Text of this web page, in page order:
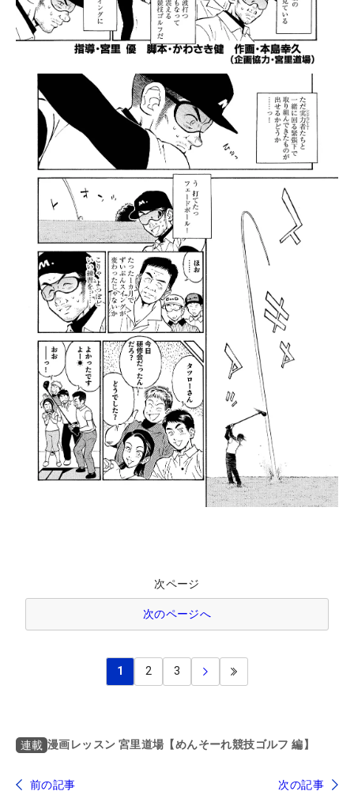
次ページ
次のページへ
1 2 3
連載 漫画レッスン 宮里道場【めんそーれ競技ゴルフ 編】
前の記事 次の記事